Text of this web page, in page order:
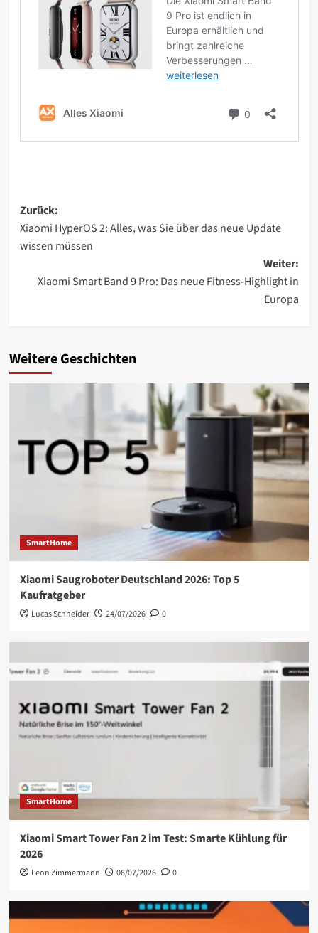
Beitragsnavigation
Zurück:
Xiaomi HyperOS 2: Alles, was Sie über das neue Update
wissen müssen
Weiter:
Xiaomi Smart Band 9 Pro: Das neue Fitness-Highlight in
Europa
Weitere Geschichten
SmartHome
Xiaomi Saugroboter Deutschland 2026: Top 5
Kaufratgeber
Lucas Schneider 24/07/2026 0
SmartHome
Xiaomi Smart Tower Fan 2 im Test: Smarte Kühlung für
2026
Leon Zimmermann 06/07/2026 0